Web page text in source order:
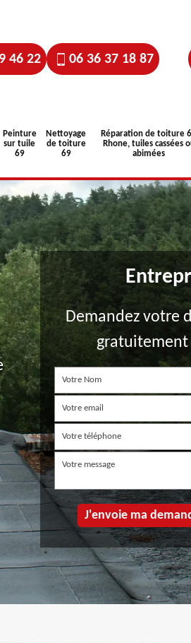
46 22 06 36 37 18 87
Peinture
sur tuile
69
Nettoyage
de toiture
69
Réparation de toiture
Rhone, tuiles cassées
abimées
Demandez votre
gratuitement